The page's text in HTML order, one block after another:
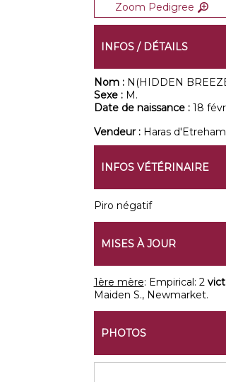
Zoom Pedigree
INFOS / DÉTAILS
Nom : N(HIDDEN
Sexe : M.
Date de naissance : 18
Vendeur : Haras d'Etreham
INFOS VÉTÉRINAIRE
Piro négatif
MISES À JOUR
1ère mère: Empirical: 2
Maiden S., Newmarket.
PHOTOS